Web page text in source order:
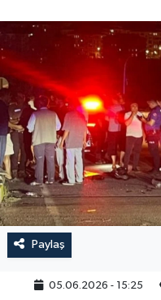
Paylaş
05.06.2026 - 15:25